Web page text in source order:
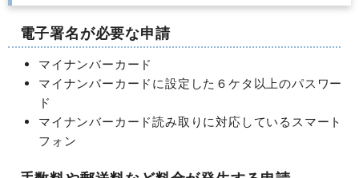
電子署名が必要な申請
マイナンバーカード
マイナンバーカードに設定した６ケタ以上のパスワー
ド
マイナンバーカード読み取りに対応しているスマート
フォン